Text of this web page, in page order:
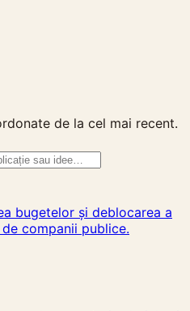
de la cel mai recent.
bugetelor și deblocarea a
companii publice.